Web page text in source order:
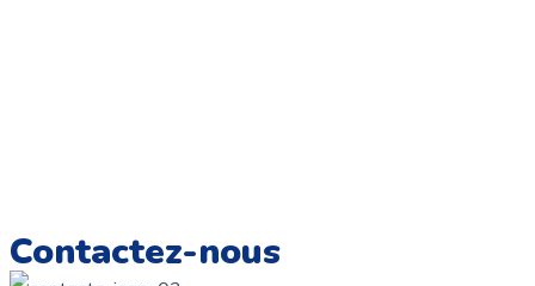
Contactez-nous